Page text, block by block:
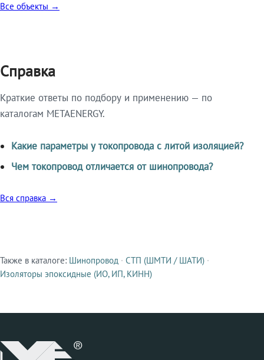
Все объекты →
Справка
Краткие ответы по подбору и применению — по
каталогам METAENERGY.
Какие параметры у токопровода с литой изоляцией?
Чем токопровод отличается от шинопровода?
Вся справка →
Смежные продукты
Также в каталоге: Шинопровод · СТП (ШМТИ / ШАТИ) ·
Изоляторы эпоксидные (ИО, ИП, КИНН)